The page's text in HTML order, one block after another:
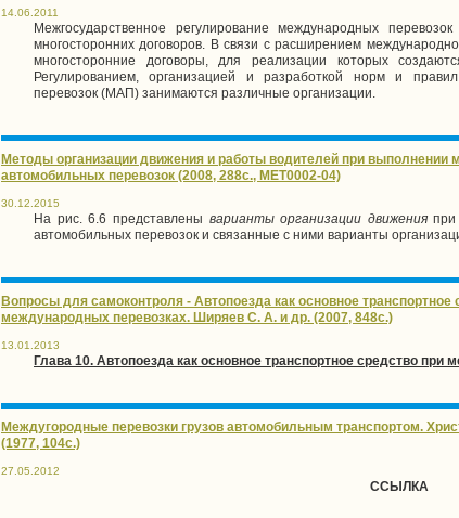
14.06.2011
Межгосударственное регулирование международных
многосторонних договоров. В связи с расширением
многосторонние договоры, для реализации которых
Регулированием, организацией и разработкой норм и
перевозок (МАП) занимаются различные организации.
Методы организации движения и работы водителей при
автомобильных перевозок (2008, 288с., MET0002-04)
30.12.2015
На рис. 6.6 представлены варианты организации движения
автомобильных перевозок и связанные с ними варианты
Вопросы для самоконтроля - Автопоезда как основное
международных перевозках. Ширяев С. А. и др. (2007, 848с.)
13.01.2013
Глава 10. Автопоезда как основное транспортное средство
Междугородные перевозки грузов автомобильным транспортом.
(1977, 104с.)
27.05.2012
ССЫЛКА